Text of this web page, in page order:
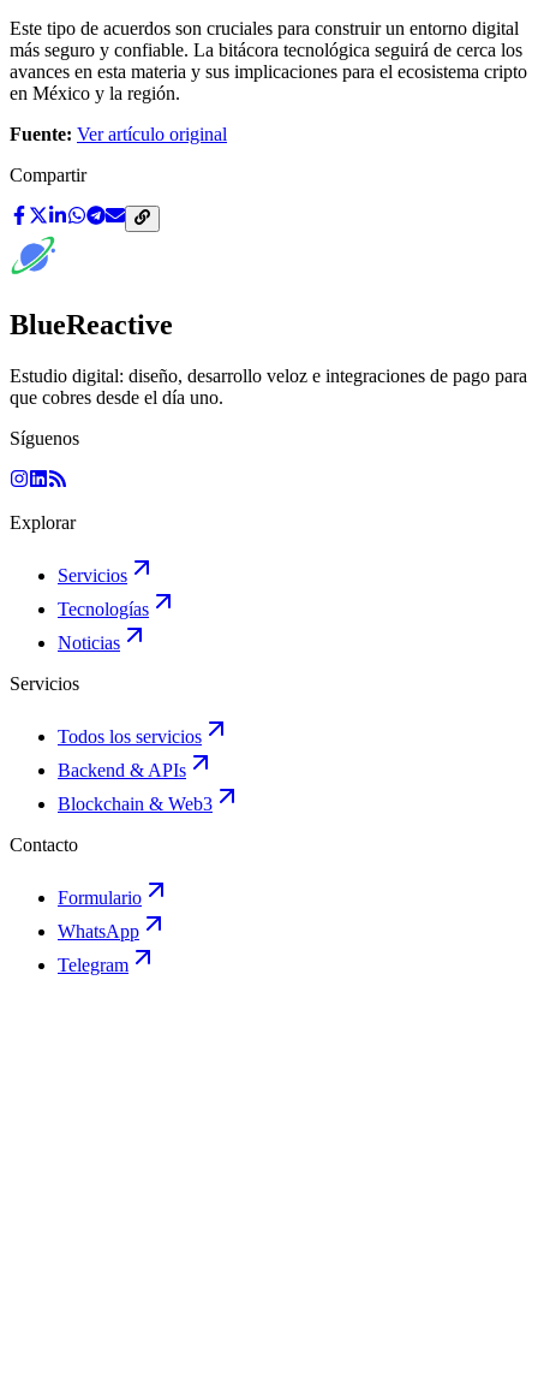
Este tipo de acuerdos son cruciales para construir un entorno digital
más seguro y confiable. La bitácora tecnológica seguirá de cerca los
avances en esta materia y sus implicaciones para el ecosistema cripto
en México y la región.
Fuente: Ver artículo original
Compartir
BlueReactive
Estudio digital: diseño, desarrollo veloz e integraciones de pago para
que cobres desde el día uno.
Síguenos
Explorar
Servicios
Tecnologías
Noticias
Servicios
Todos los servicios
Backend & APIs
Blockchain & Web3
Contacto
Formulario
WhatsApp
Telegram